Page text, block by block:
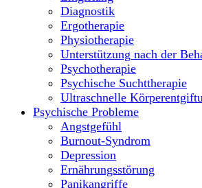
Diagnostik
Ergotherapie
Physiotherapie
Unterstützung nach der
Psychotherapie
Psychische Suchttherapie
Ultraschnelle
Psychische Probleme
Angstgefühl
Burnout-Syndrom
Depression
Ernährungsstörung
Panikangriffe